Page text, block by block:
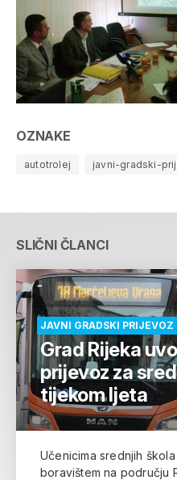
OZNAKE
autotrolej javni-gradski-
SLIČNI ČLANCI
JAVNI GRADSKI PRIJEVOZ
Grad Rijeka
prijevoz za
tijekom ljeta
Učenicima srednjih
boravištem na području